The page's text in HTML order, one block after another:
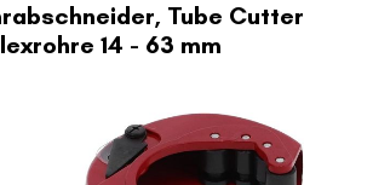
Tube Cutter
14 - 63 mm